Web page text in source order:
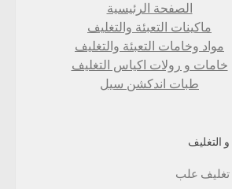
الصفحة الرئيسية
ماكينات التعبئة والتغليف
مواد وخامات التعبئة والتغليف
خامات و رولات اكياس التغليف
طبات اندكشن سيل
و التغليف
تغليف علب